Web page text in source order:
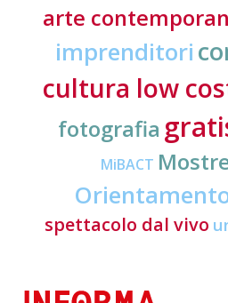
arte
imprenditori
cultura low
fotografia
MiBACT
spettacolo dal vivo